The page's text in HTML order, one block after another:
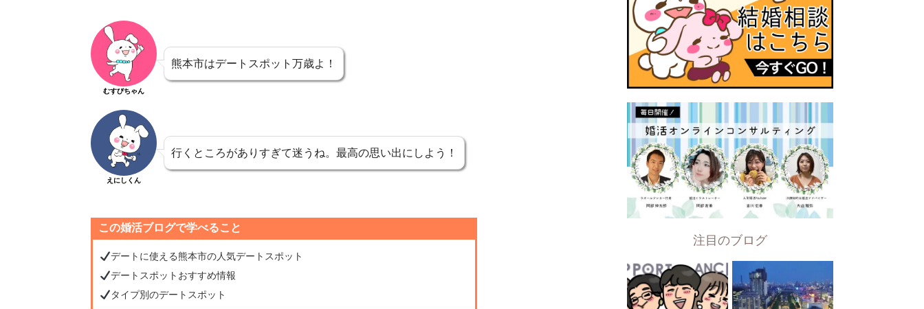
むすびちゃん
熊本市はデートスポット万歳よ！
えにしくん
行くところがありすぎて迷うね。最高の思い出にしよう！
この婚活ブログで学べること
デートに使える熊本市の人気デートスポット
デートスポットおすすめ情報
タイプ別のデートスポット
注目のブログ